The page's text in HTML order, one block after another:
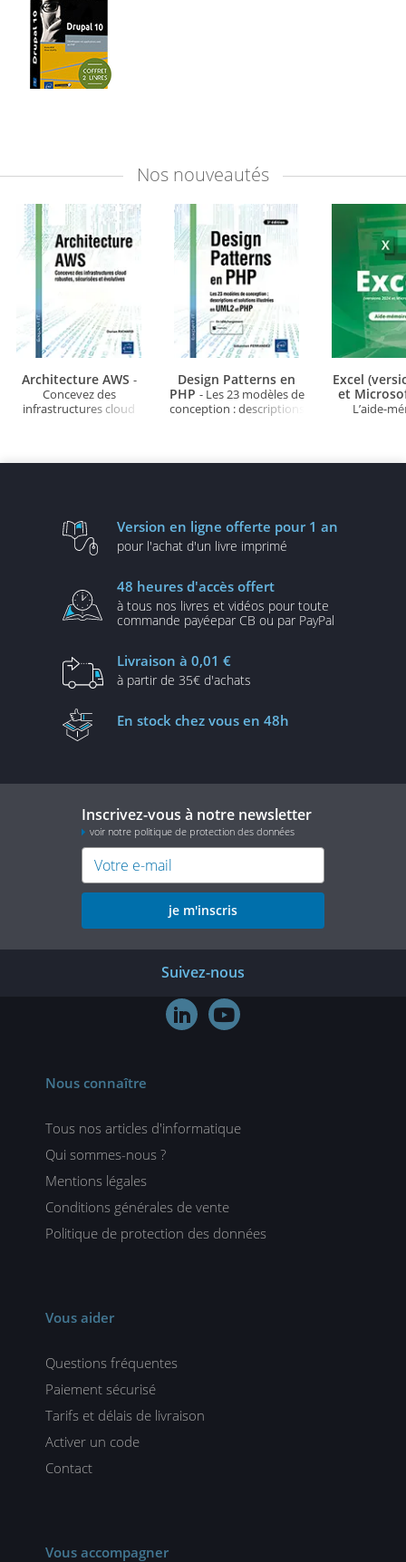
Nos nouveautés
Architecture AWS -
Concevez des
infrastructures cloud
Design Patterns en
PHP - Les 23 modèles de
conception : descriptions
Excel
et
L’aide-
Version en ligne offerte pour 1 an
pour l'achat d'un livre imprimé
48 heures d'accès offert
à tous nos livres et vidéos pour toute
commande payéepar CB ou par PayPal
Livraison à 0,01 €
à partir de 35€ d'achats
En stock chez vous en 48h
Inscrivez-vous à notre newsletter
voir notre politique de protection des données
je m'inscris
Suivez-nous
 
Nous connaître
Tous nos articles d'informatique
Qui sommes-nous ?
Mentions légales
Conditions générales de vente
Politique de protection des données
Vous aider
Questions fréquentes
Paiement sécurisé
Tarifs et délais de livraison
Activer un code
Contact
Vous accompagner